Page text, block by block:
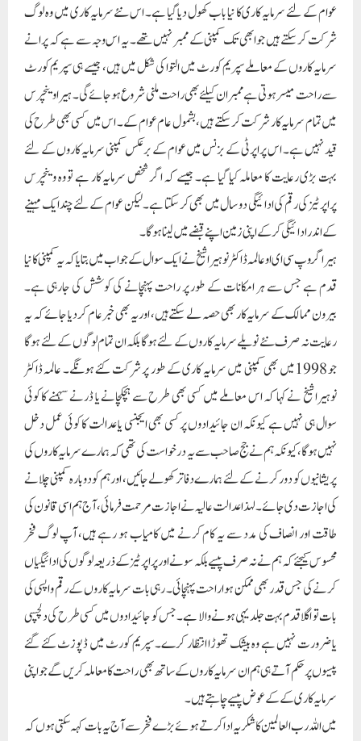
عوام کے لئے سرمایہ کاری کا نیا باب کھول دیا گیا ہے۔ اس نئے سرمایہ کاری میں وہ لوگ
شرکت کر سکتے ہیں جو ابھی تک کمپنی کے ممبر نہیں تھے۔ یہ اس وجہ سے ہے کہ پرانے
سرمایہ کاروں کے معاملے سپریم کورٹ میں التوا کی شکل میں ہیں، جیسے ہی سپریم کورٹ
سے راحت میسر ہوتی ہے ممبران کیلئے بھی راحت ملنی شروع ہو جائے گی۔ ہیرا وینچرس
میں تمام سرمایہ کار شرکت کرسکتے ہیں، بشمول عام عوام کے ۔ اس میں کسی بھی طرح کی
قید نہیں ہے۔ اس پراپرٹی کے بزنس میں عوام کے برعکس کمپنی سرمایہ کاروں کے لئے
بہت بڑی رعایت کا معاملہ کیا گیا ہے۔ جیسے کہ اگر شخص سرمایہ کار ہے تو وہ وینچرس
پراپرٹیز کی رقم کی ادائیگی دو سال میں بھی کر سکتا ہے۔ لیکن عوام کے لئے چند ایک مہینے
کے اندر ادائیگی کرکے اپنی زمین اپنے قبضے میں لینا ہو گا۔
ہیرا گروپ سی ای او عالمہ ڈاکٹر نوہیرا شیخ نے ایک سوال کے جواب میں بتایا کہ یہ کمپنی کا نیا
قدم ہے جس سے ہر امکانات کے طور پر راحت پہنچانے کی کوشش کی جارہی ہے۔
بیرون ممالک کے سرمایہ کار بھی حصہ لے سکتے ہیں، اور یہ بھی خبر عام کر دیا جائے کہ یہ
رعایت نہ صرف نئے نویلے سرمایہ کاروں کے لئے ہوگا بلکہ ان تمام لوگوں کے لئے ہوگا
جو 1998میں بھی کمپنی میں سرمایہ کاری کے طور پر شرکت کئے ہونگے۔ عالمہ ڈاکٹر
نوہیرا شیخ نے کہا کہ اس معاملے میں کسی بھی طرح سے ہچکچانے یا ڈرنے سہمنے کا کوئی
سوال ہی نہیں ہے کیونکہ ان جائیدادوں پر کسی بھی ایجنسی یا عدالت کا کوئی عمل دخل
نہیں ہوگا، کیونکہ ہم نے جج صاحب سے یہ درخواست کی تھی کہ ہمارے سرمایہ کاروں کی
پریشانیوں کو دور کرنے کے لئے ہمارے دفاتر کھولے جائیں، اور ہم کو دوبارہ کمپنی چلانے
کی اجازت دی جائے۔ لہذا عدالت عالیہ نے اجازت مرحمت فرمائی، آج ہم اسی قانون کی
طاقت اور انصاف کی مدد سے یہ کام کرنے میں کامیاب ہو رہے ہیں، آپ لوگ فخر
محسوس کیجئے کہ ہم نے نہ صرف پیسے بلکہ سونے اور پراپرٹیز کے ذریعہ لوگوں کی ادائیگیاں
کرنے کی جس قدر بھی ممکن ہوا راحت پہنچائی۔ رہی بات سرمایہ کاروں کے رقم واپسی کی
بات تو اگلا قدم بہت جلد یہی ہونے والا ہے۔ جس کو جائیدادوں میں کسی طرح کی دلچسپی
یا ضرورت نہیں ہے وہ بیشک تھوڑا انتظار کرے۔ سپریم کورٹ میں ڈپوزٹ کئے گئے
پیسوں پر حکم آتے ہی ہم ان سرمایہ کاروں کے ساتھ بھی راحت کا معاملہ کریں گے جو اپنی
سرمایہ کاری کے کے عوض پیسے چاہتے ہیں۔
میں اللہ رب العالمین کا شکریہ اداکرتے ہوئے بڑے فخر سے آج یہ بات کہہ سکتی ہوں کہ